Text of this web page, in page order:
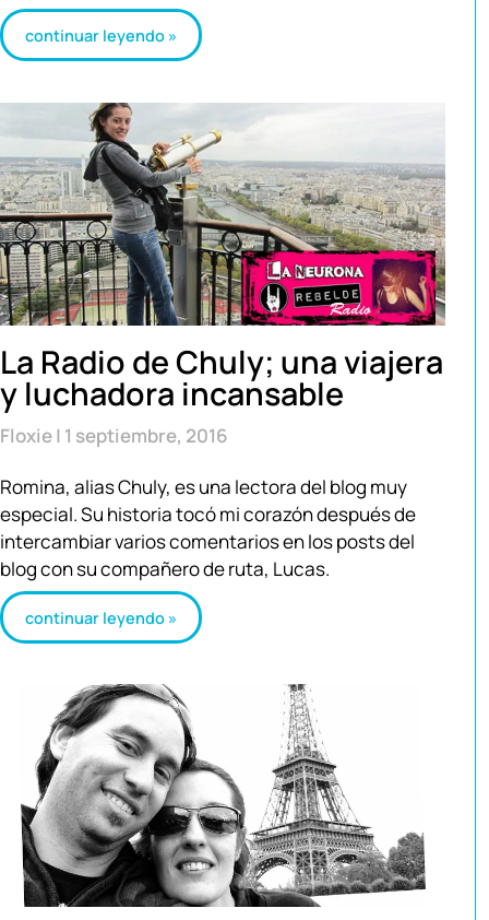
continuar leyendo »
La Radio de Chuly; una viajera
y luchadora incansable
Floxie 1 septiembre, 2016
Romina, alias Chuly, es una lectora del blog muy
especial. Su historia tocó mi corazón después de
intercambiar varios comentarios en los posts del
blog con su compañero de ruta, Lucas.
continuar leyendo »